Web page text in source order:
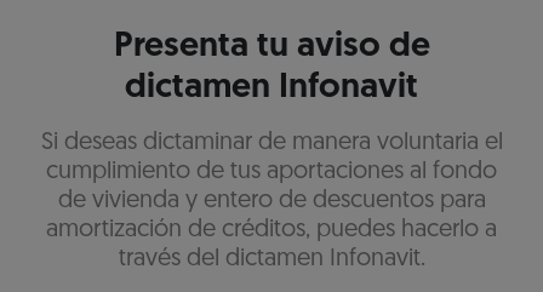
Presenta tu aviso de
dictamen Infonavit
Si deseas dictaminar de manera voluntaria el
cumplimiento de tus aportaciones al fondo
de vivienda y entero de descuentos para
amortización de créditos, puedes hacerlo a
través del dictamen Infonavit.